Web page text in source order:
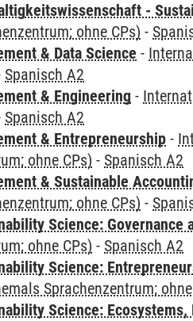
-
ohne CPs) -
& Data Science -
Spanisch A2
& Engineering -
Spanisch A2
& Entrepreneurship -
ohne CPs) - Spanisch A2
& Sustainable
ohne CPs) -
Science: Governance
ohne CPs) - Spanisch A2
Science:
Sprachenzentrum;
Science: